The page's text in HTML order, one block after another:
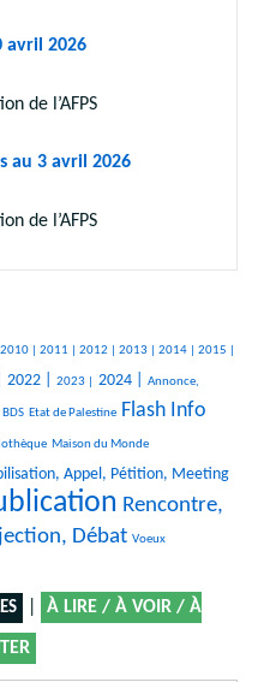
avril 2026
de l’AFPS
au 3 avril 2026
de l’AFPS
2010 |2011 |2012 |2013 |2014 |2015 |
2022 | 2023 | 2024 | Annonce,
BDS Etat de Palestine Flash Info
Maison du Monde
Appel, Pétition, Meeting
Rencontre,
Débat Voeux
À LIRE / À VOIR / À